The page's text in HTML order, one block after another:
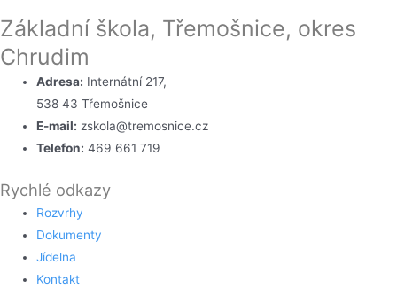
Základní škola, Třemošnice, okres
Chrudim
Adresa: Internátní 217,
538 43 Třemošnice
E-mail: zskola@tremosnice.cz
Telefon: 469 661 719
Rychlé odkazy
Rozvrhy
Dokumenty
Jídelna
Kontakt